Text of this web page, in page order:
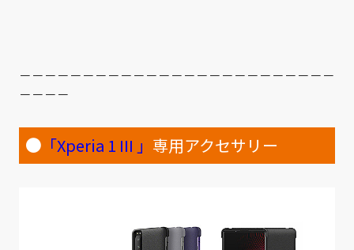
－－－－－－－－－－－－－－－－－－－－－－－－－
－－－－
● 「Xperia 1 III 」 専用アクセサリー